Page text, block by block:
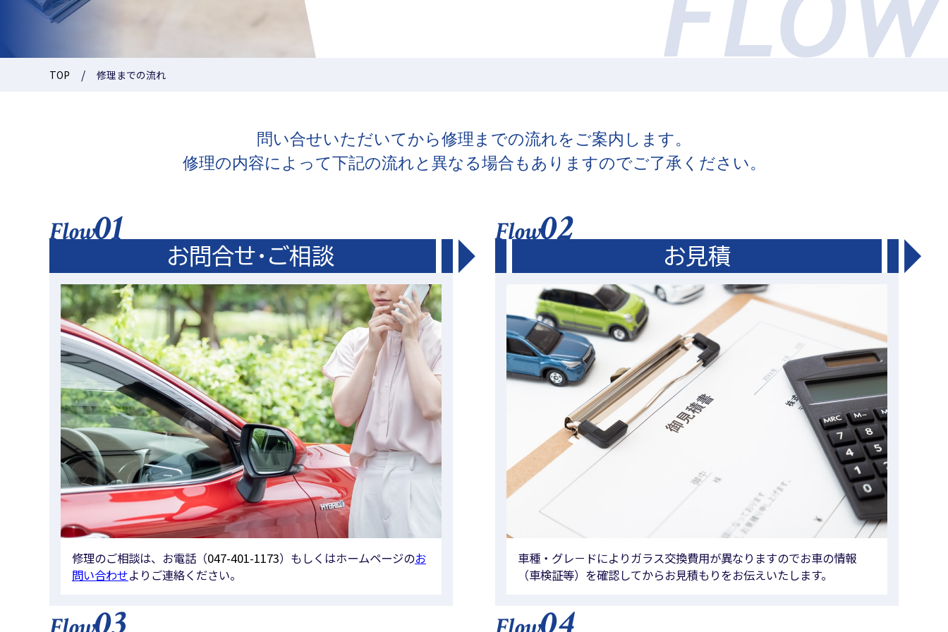
TOP 修理までの流れ
問い合せいただいてから修理までの流れをご案内します。
修理の内容によって下記の流れと異なる場合もありますのでご了承ください。
Flow01
お問合せ・ご相談
修理のご相談は、お電話（047-401-1173）もしくはホームページのお
問い合わせよりご連絡ください。
Flow02
お見積
車種・グレ－ドによりガラス交換費用が異なりますのでお車の情報
（車検証等）を確認してからお見積もりをお伝えいたします。